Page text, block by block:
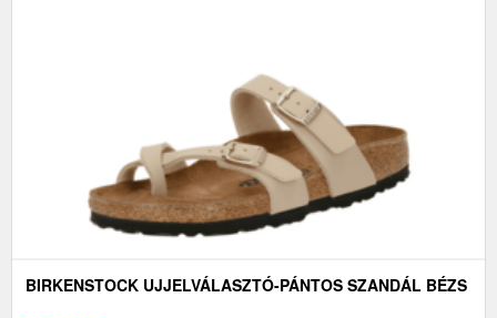
BIRKENSTOCK UJJELVÁLASZTÓ-PÁNTOS SZANDÁL BÉZS